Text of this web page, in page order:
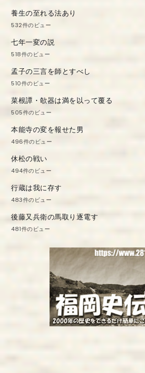
養生の至れる法あり
532件のビュー
七年一変の説
518件のビュー
孟子の三言を師とすべし
510件のビュー
菜根譚・欹器は満を以って覆る
505件のビュー
本能寺の変を報せた男
496件のビュー
休松の戦い
494件のビュー
行蔵は我に存す
483件のビュー
後藤又兵衛の馬取り逐電す
481件のビュー